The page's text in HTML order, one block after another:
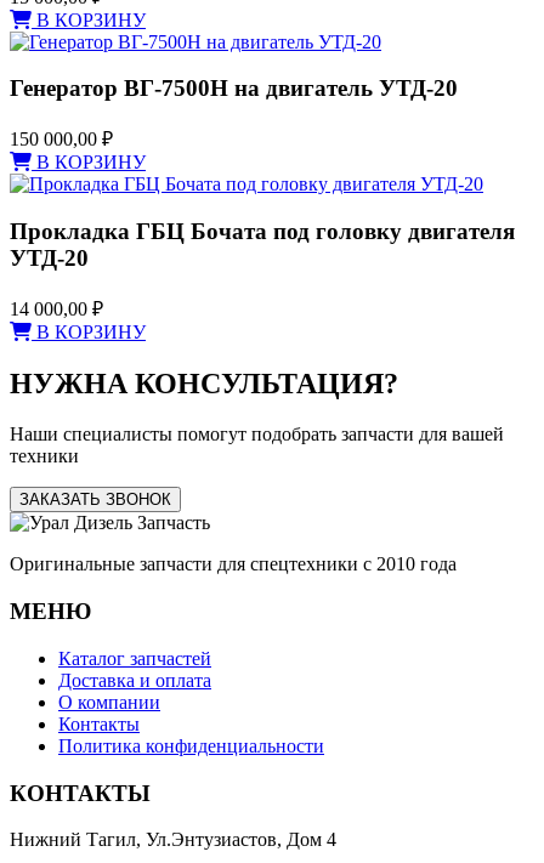
В КОРЗИНУ
Генератор ВГ-7500Н на двигатель УТД-20
150 000,00 ₽
В КОРЗИНУ
Прокладка ГБЦ Бочата под головку двигателя
УТД-20
14 000,00 ₽
В КОРЗИНУ
НУЖНА КОНСУЛЬТАЦИЯ?
Наши специалисты помогут подобрать запчасти для вашей
техники
ЗАКАЗАТЬ ЗВОНОК
Оригинальные запчасти для спецтехники с 2010 года
МЕНЮ
Каталог запчастей
Доставка и оплата
О компании
Контакты
Политика конфиденциальности
КОНТАКТЫ
Нижний Тагил, Ул.Энтузиастов, Дом 4